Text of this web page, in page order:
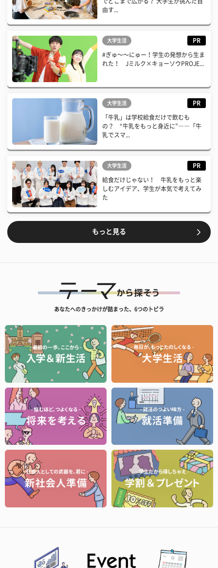
由す...
大学生活 PR
#ぎゅ〜〜にゅー！学生の発想から生ま
れた！ Jミルク×キョーソウPROJE...
大学生活 PR
「牛乳」は学校給食だけで飲むも
の？ “牛乳をもっと身近に”――「牛
乳でスマ...
大学生活 PR
給食だけじゃない！ 牛乳をもっと楽
しむアイデア、学生が本気で考えてみ
た
もっと見る
あなたへのきっかけが詰まった、6つのトビラ